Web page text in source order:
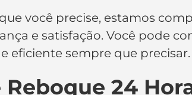
que você precise, estamos
e satisfação. Você pode
eficiente sempre que precisar.
24